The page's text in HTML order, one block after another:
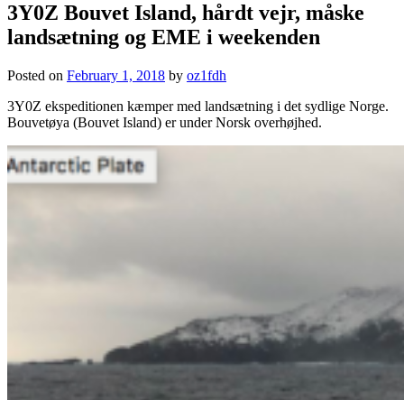
3Y0Z Bouvet Island, hårdt vejr, måske
landsætning og EME i weekenden
Posted on February 1, 2018 by oz1fdh
3Y0Z ekspeditionen kæmper med landsætning i det sydlige Norge.
Bouvetøya (Bouvet Island) er under Norsk overhøjhed.